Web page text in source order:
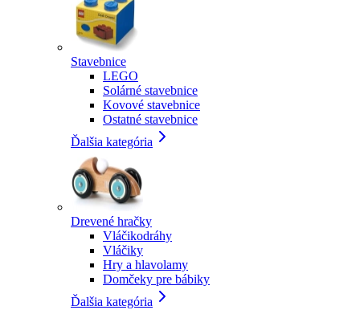
Stavebnice
LEGO
Solárné stavebnice
Kovové stavebnice
Ostatné stavebnice
Ďalšia kategória
Drevené hračky
Vláčikodráhy
Vláčiky
Hry a hlavolamy
Domčeky pre bábiky
Ďalšia kategória